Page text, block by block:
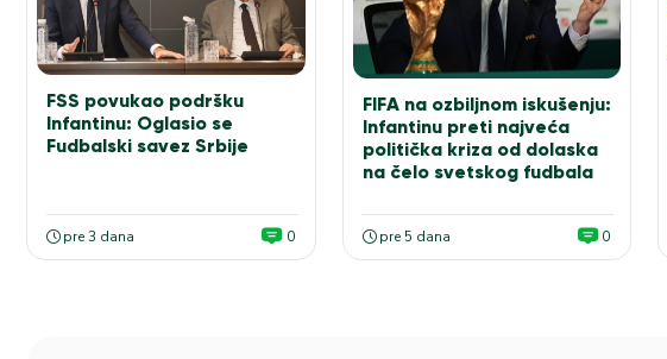
FSS povukao podršku
Infantinu: Oglasio se
Fudbalski savez Srbije
pre 3 dana 0
FIFA na ozbiljnom iskušenju:
Infantinu preti najveća
politička kriza od dolaska
na čelo svetskog fudbala
pre 5 dana 0